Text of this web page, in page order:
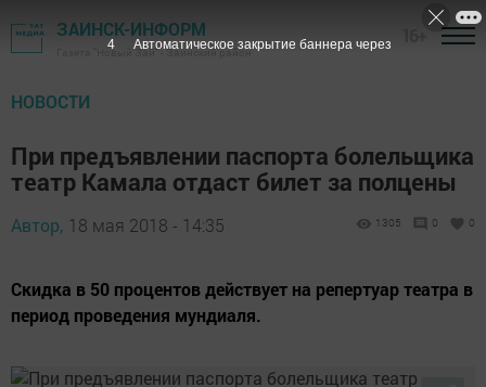
ЗАИНСК-ИНФОРМ
Газета "Новый Зай" - Заинский район
НОВОСТИ
При предъявлении паспорта болельщика
театр Камала отдаст билет за полцены
Автор, 18 мая 2018 - 14:35 1305 0 0
Скидка в 50 процентов действует на репертуар театра в
период проведения мундиаля.
3 Автоматическое закрытие баннера через